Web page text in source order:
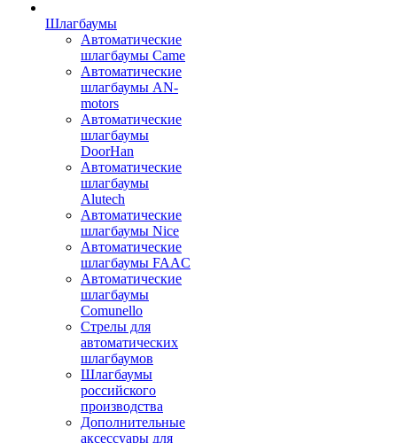
Шлагбаумы
Автоматические
шлагбаумы Came
Автоматические
шлагбаумы AN-
motors
Автоматические
шлагбаумы
DoorHan
Автоматические
шлагбаумы
Alutech
Автоматические
шлагбаумы Nice
Автоматические
шлагбаумы FAAC
Автоматические
шлагбаумы
Comunello
Стрелы для
автоматических
шлагбаумов
Шлагбаумы
российского
производства
Дополнительные
аксессуары для